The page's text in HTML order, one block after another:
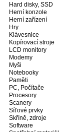
Hard disky, SSD
Herní konzole
Herní zařízení
Hry
Klávesnice
Kopírovací stroje
LCD monitory
Modemy
Myši
Notebooky
Paměti
PC, Počítače
Procesory
Scanery
Síťové prvky
Skříně, zdroje
Software